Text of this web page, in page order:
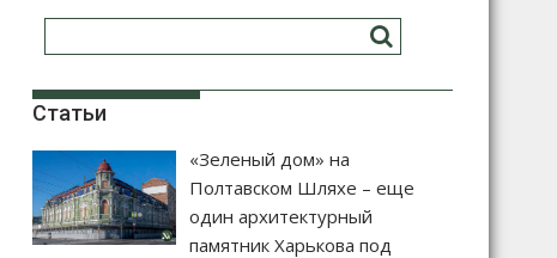
Статьи
«Зеленый дом» на
Полтавском Шляхе – еще
один архитектурный
памятник Харькова под